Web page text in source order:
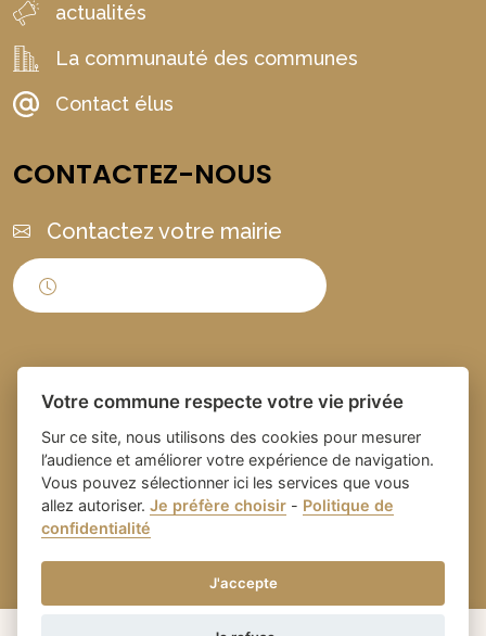
actualités
La communauté des communes
Contact élus
CONTACTEZ-NOUS
Contactez votre mairie
Place du village la solution web
et appli des collectivités
- Commune de
-
Gestion des cookies
Votre commune respecte votre vie privée
Sur ce site, nous utilisons des cookies pour mesurer
l’audience et améliorer votre expérience de navigation.
Vous pouvez sélectionner ici les services que vous
allez autoriser.Je préfère choisir - Politique de
confidentialité
J'accepte